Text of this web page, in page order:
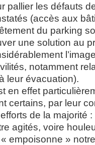
pallier les défauts
(accès aux
du parking
une solution au
notamment
leur évacuation).
en effet
certains, par leur
efforts de la majorité
agités, voire
empoisonne »